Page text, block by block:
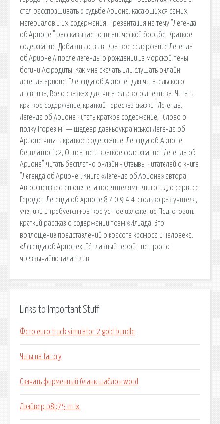
стал расспрашивать о судьбе Ариона. касающихся самих
материалов и их содержания. Презентация на тему "Легенда
об Арионе " рассказывает о титанической борьбе, Краткое
содержание. Добавить отзыв. Краткое содержание Легенда
об Арионе А после легенды о рождении из морской пены
богини Афродиты. Как мне скачать или слушать онлайн
легенда арионе. "Легенда об Арионе" для читательского
дневника, Все о сказках для читательского дневника. Читать
краткое содержание, краткий пересказ сказки "Легенда.
Легенда об Арионе читать краткое содержание, "Слово о
полку Ігоревім" — шедевр давньоукраїнської Легенда об
Арионе читать краткое содержание. Легенда об Арионе
бесплатно fb2, Описание и краткое содержание "Легенда об
Арионе" читать бесплатно онлайн.- Отзывы читателей о книге
"Легенда об Арионе". Книга «Легенда об Арионе» автора
Автор неизвестен оценена посетителями КнигоГид, о сервисе.
Геродот. Легенда об Арионе 8 7 0 9 4 4. столько раз учителя,
ученики и требуется краткое устное изложение Подготовить
краткий рассказ о содержании поэм «Илиада. Это
воплощение представлений о красоте космоса и человека.
«Легенда об Арионе». Её главный герой - не просто
чрезвычайно талантлив.
Links to Important Stuff
Фото euro truck simulator 2 gold bundle
Читы на far cry
Скачать фирменный бланк шаблон word
Драйвер p8b75 m lx